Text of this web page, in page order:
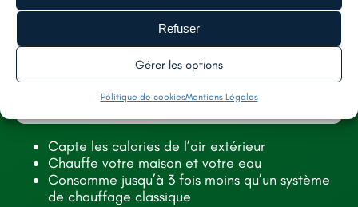
Refuser
Gérer les options
Politique de cookiesMentions Légales
Capte les calories de l’air extérieur
Chauffe votre maison et votre eau
Consomme jusqu’à 3 fois moins qu’un système
de chauffage classique